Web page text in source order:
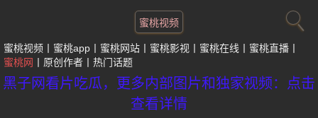
蜜桃视频
蜜桃视频 蜜桃app 蜜桃网站 蜜桃影视 蜜桃在线
蜜桃直播
蜜桃网
原创作者 热门话题
黑子网看片吃瓜，更多内部图片和独家视频：点击
查看详情